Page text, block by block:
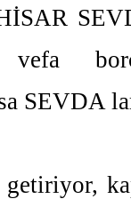
vefa
SEVDA